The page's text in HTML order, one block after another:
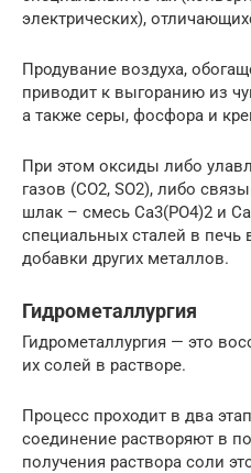
электрических),
Продувание воздуха,
приводит к выгоранию из
а также серы, фосфора и
При этом оксиды либо
газов (CO2, SO2), либо
шлак – смесь Ca3(PO4)2 и
специальных сталей в печь
добавки других металлов.
Гидрометаллургия
Гидрометаллургия — это
их солей в растворе.
Процесс проходит в два
соединение растворяют в
получения раствора соли